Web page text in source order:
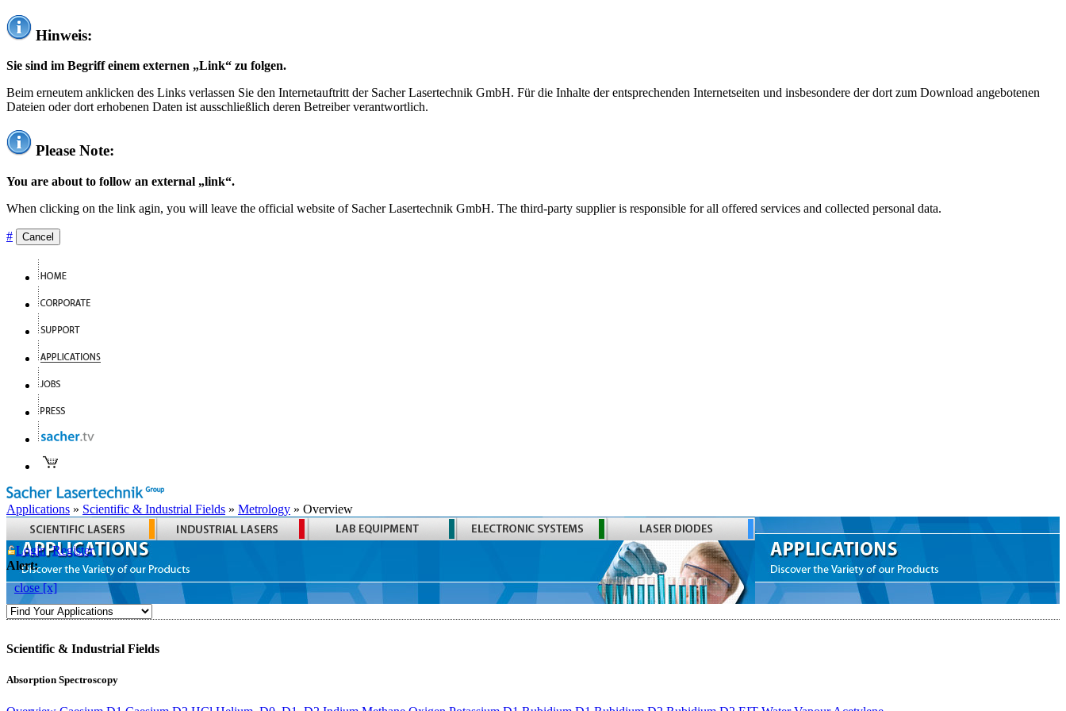
Hinweis:
Sie sind im Begriff einem externen „Link“ zu folgen.
Beim erneutem anklicken des Links verlassen Sie den Internetauftritt der Sacher Lasertechnik GmbH. Für die Inhalte der entsprechenden Internetseiten und insbesondere der dort zum Download angebotenen
Dateien oder dort erhobenen Daten ist ausschließlich deren Betreiber verantwortlich.
Please Note:
You are about to follow an external „link“.
When clicking on the link agin, you will leave the official website of Sacher Lasertechnik GmbH. The third-party supplier is responsible for all offered services and collected personal data.
# Cancel
Applications » Scientific & Industrial Fields » Metrology » Overview
Login Register
Alert:
close [x]
Scientific & Industrial Fields
Absorption Spectroscopy